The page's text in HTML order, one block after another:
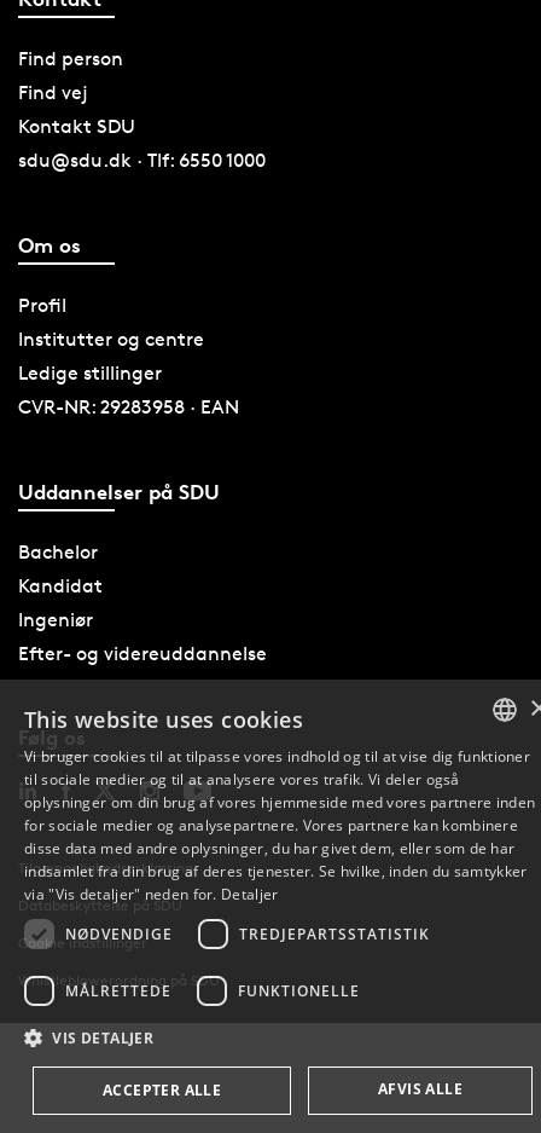
Find person
Find vej
Kontakt SDU
sdu@sdu.dk · Tlf: 6550 1000
Om os
Profil
Institutter og centre
Ledige stillinger
CVR-NR: 29283958 · EAN
Uddannelser på SDU
Bachelor
Kandidat
Ingeniør
Efter- og videreuddannelse
Følg os
Tilgængelighedserklæring
Databeskyttelse på SDU
Cookie indstillinger
Whistleblowerordning på SDU
DANISH
This website uses cookies
Vi bruger cookies til at tilpasse vores indhold og til at vise dig funktioner
til sociale medier og til at analysere vores trafik. Vi deler også
oplysninger om din brug af vores hjemmeside med vores partnere inden
for sociale medier og analysepartnere. Vores partnere kan kombinere
disse data med andre oplysninger, du har givet dem, eller som de har
indsamlet fra din brug af deres tjenester. Se hvilke, inden du samtykker
via "Vis detaljer" neden for. Detaljer
NØDVENDIGE
TREDJEPARTSSTATISTIK
MÅLRETTEDE FUNKTIONELLE
VIS DETALJER
ACCEPTER ALLE AFVIS ALLE